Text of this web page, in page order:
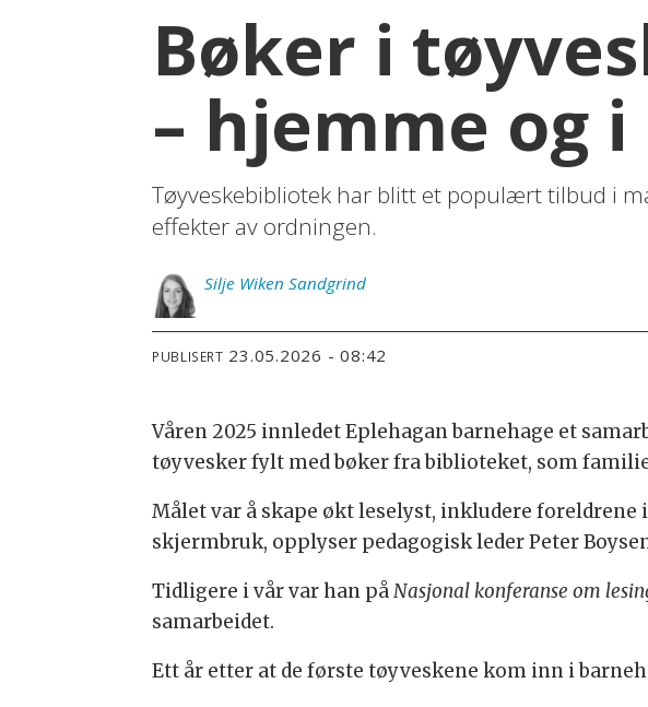
Bøker i
– hjemme og
Tøyveskebibliotek har blitt et populært tilbud i
effekter av ordningen.
Silje Wiken Sandgrind
PUBLISERT 23.05.2026 - 08:42
Våren 2025 innledet Eplehagan barnehage et
tøyvesker fylt med bøker fra biblioteket, som
Målet var å skape økt leselyst, inkludere
skjermbruk, opplyser pedagogisk leder Peter
Tidligere i vår var han påNasjonal konferanse om
samarbeidet.
Ett år etter at de første tøyveskene kom inn i